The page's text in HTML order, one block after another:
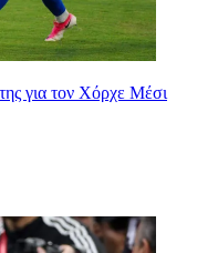
για τον Χόρχε Μέσι